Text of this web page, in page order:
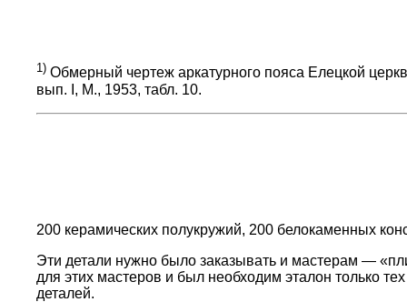
1) Обмерный чертеж аркатурного пояса Елецкой
вып. I, M., 1953, табл. 10.
200 керамических полукружий, 200 белокаменных
Эти детали нужно было заказывать и мастерам —
для этих мастеров и был необходим эталон только
деталей.